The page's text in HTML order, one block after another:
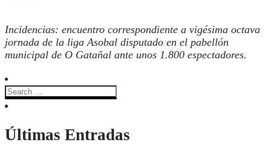
Incidencias: encuentro correspondiente a vigésima octava
jornada de la liga Asobal disputado en el pabellón
municipal de O Gatañal ante unos 1.800 espectadores.
Últimas Entradas